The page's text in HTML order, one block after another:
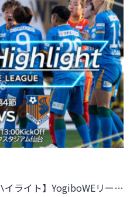
＜YouTube 更新＞【試合ハイライト】YogiboWEリーグ 第4節 vs.大宮アルディージャVENTUS をアップしました